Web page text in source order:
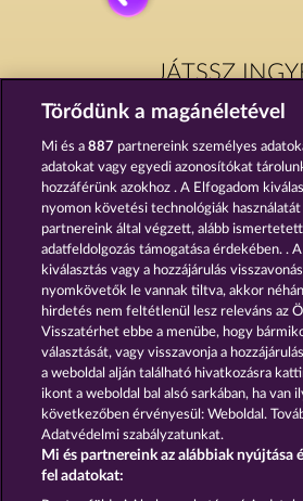
JÁTSSZ
CREATURES OF THE NIGHT
ATLANTIC WILDS
Részvételi
Törődünk a magánéletével
Mi és a887 partnereink személyes
adatokat vagy egyedi azonosítókat
hozzáférünk azokhoz . A Elfogadom
nyomon követési technológiák használatát
partnereink által végzett, alább
adatfeldolgozás támogatása érdekében. .
kiválasztás vagy a hozzájárulás
nyomkövetők le vannak tiltva, akkor
hirdetés nem feltétlenül lesz releváns az
Visszatérhet ebbe a menübe, hogy
választását, vagy visszavonja a
a weboldal alján található hivatkozásra
ikont a weboldal bal alsó sarkában, ha van
következőben érvényesül: Weboldal.
Adatvédelmi szabályzatunkat.
Mi és partnereink az alábbiak nyújtása
fel adatokat: